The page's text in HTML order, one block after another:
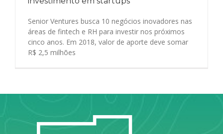
Senior Ventures busca 10 negócios inovadores nas
áreas de fintech e RH para investir nos próximos
cinco anos. Em 2018, valor de aporte deve somar
R$ 2,5 milhões